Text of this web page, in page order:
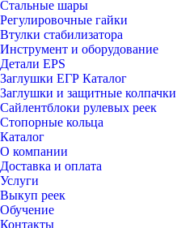
Стальные шары
Регулировочные гайки
Втулки стабилизатора
Инструмент и оборудование
Детали EPS
Заглушки ЕГР Каталог
Заглушки и защитные колпачки
Сайлентблоки рулевых реек
Стопорные кольца
Каталог
О компании
Доставка и оплата
Услуги
Выкуп реек
Обучение
Контакты